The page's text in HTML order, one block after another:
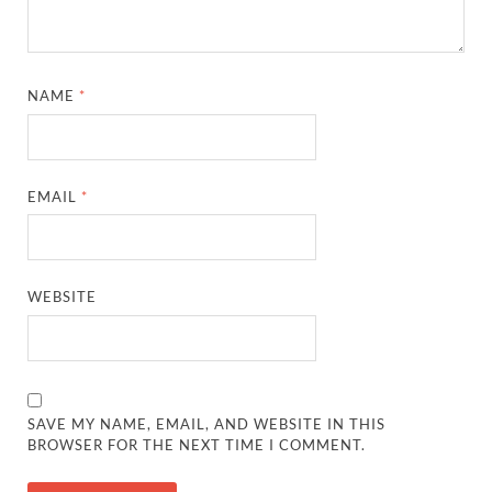
Uttarakhand Uniform Scam: वर्दी घोटाले में सीएम
PM Gram Sadak Yojana: प्रधानमंत्री ग्राम सड़क
Nitin Nabin: राष्ट्रीय अध्यक्ष बनने के बाद नितिन नवीन
NAME *
EMAIL *
WEBSITE
SAVE MY NAME, EMAIL, AND WEBSITE IN THIS
BROWSER FOR THE NEXT TIME I COMMENT.